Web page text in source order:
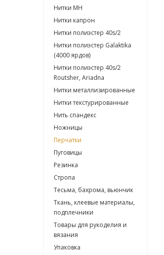
Нитки МН
Нитки капрон
Нитки полиэстер 40s/2
Нитки полиэстер Galaktika
(4000 ярдов)
Нитки полиэстер 40s/2
Routsher, Ariadna
Нитки металлизированные
Нитки текстурированные
Нить спандекс
Ножницы
Перчатки
Пуговицы
Резинка
Стропа
Тесьма, бахрома, вьюнчик
Ткань, клеевые материалы,
подплечники
Товары для рукоделия и
вязания
Упаковка